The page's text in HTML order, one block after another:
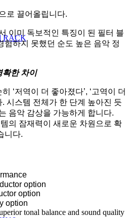
RACK
로 끌어올립니다.
이미 독보적인 특징이 된 필터 블
험하지 못했던 순도 높은 음악 정
확한 차이
‘저역이 더 좋아졌다’, ‘고역이 더
시스템 전체가 한 단계 높아진 듯
음악 감상을 가능하게 합니다.
의 잠재력이 새로운 차원으로 확
니다.
option
option
option
tonal balance and sound quality